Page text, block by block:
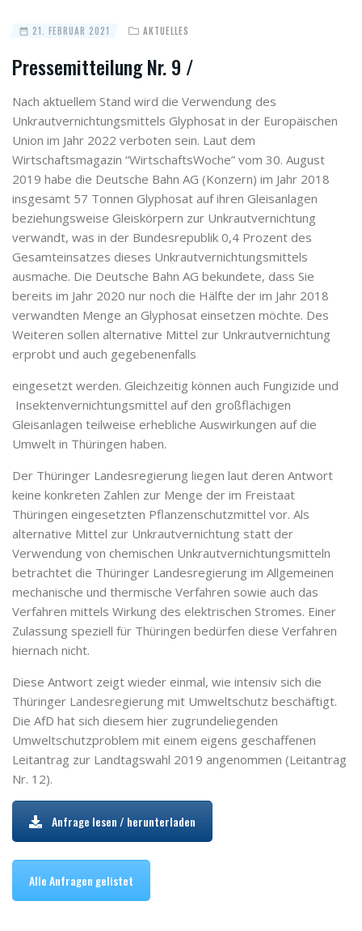
21. FEBRUAR 2021 AKTUELLES
Pressemitteilung Nr. 9 /
Nach aktuellem Stand wird die Verwendung des
Unkrautvernichtungsmittels Glyphosat in der Europäischen
Union im Jahr 2022 verboten sein. Laut dem
Wirtschaftsmagazin “WirtschaftsWoche” vom 30. August
2019 habe die Deutsche Bahn AG (Konzern) im Jahr 2018
insgesamt 57 Tonnen Glyphosat auf ihren Gleisanlagen
beziehungsweise Gleiskörpern zur Unkrautvernichtung
verwandt, was in der Bundesrepublik 0,4 Prozent des
Gesamteinsatzes dieses Unkrautvernichtungsmittels
ausmache. Die Deutsche Bahn AG bekundete, dass Sie
bereits im Jahr 2020 nur noch die Hälfte der im Jahr 2018
verwandten Menge an Glyphosat einsetzen möchte. Des
Weiteren sollen alternative Mittel zur Unkrautvernichtung
erprobt und auch gegebenenfalls
eingesetzt werden. Gleichzeitig können auch Fungizide und
Insektenvernichtungsmittel auf den großflächigen
Gleisanlagen teilweise erhebliche Auswirkungen auf die
Umwelt in Thüringen haben.
Der Thüringer Landesregierung liegen laut deren Antwort
keine konkreten Zahlen zur Menge der im Freistaat
Thüringen eingesetzten Pflanzenschutzmittel vor. Als
alternative Mittel zur Unkrautvernichtung statt der
Verwendung von chemischen Unkrautvernichtungsmitteln
betrachtet die Thüringer Landesregierung im Allgemeinen
mechanische und thermische Verfahren sowie auch das
Verfahren mittels Wirkung des elektrischen Stromes. Einer
Zulassung speziell für Thüringen bedürfen diese Verfahren
hiernach nicht.
Diese Antwort zeigt wieder einmal, wie intensiv sich die
Thüringer Landesregierung mit Umweltschutz beschäftigt.
Die AfD hat sich diesem hier zugrundeliegenden
Umweltschutzproblem mit einem eigens geschaffenen
Leitantrag zur Landtagswahl 2019 angenommen (Leitantrag
Nr. 12).
Anfrage lesen / herunterladen
Alle Anfragen gelistet